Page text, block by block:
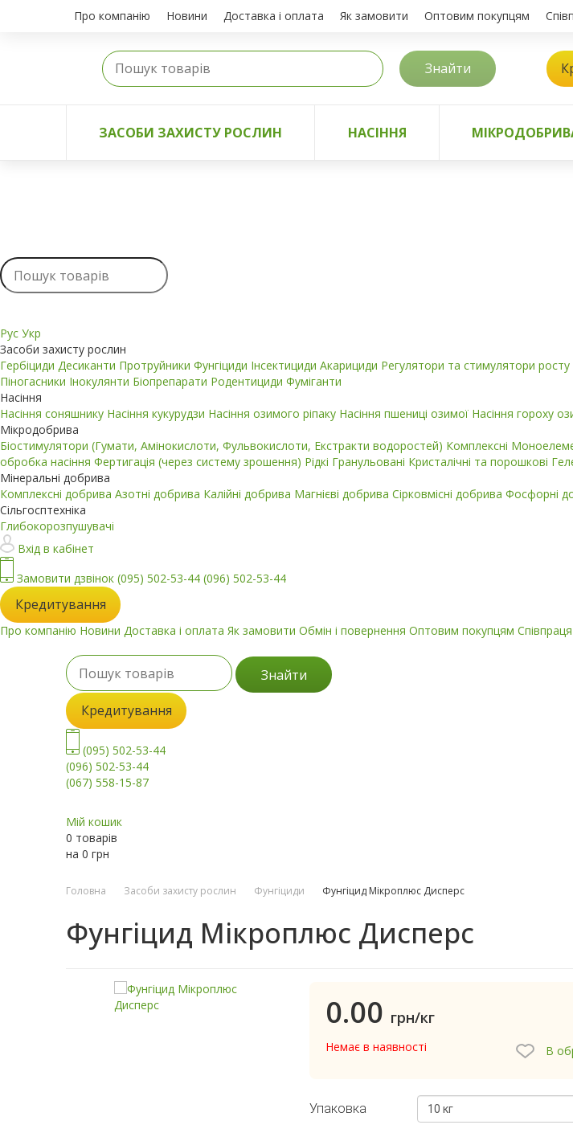
Про компанію Новини Доставка і оплата Як замовити Оптовим покупцям
Знайти
ЗАСОБИ ЗАХИСТУ РОСЛИН НАСІННЯ
Рус Укр
Засоби захисту рослин
Гербіциди Десиканти Протруйники Фунгіциди Інсектициди Акарициди Регулятори та стимулятори росту
Піногасники Інокулянти Біопрепарати Родентициди Фуміганти
Насіння
Насіння соняшнику Насіння кукурудзи Насіння озимого ріпаку Насіння пшениці озимої Насіння гороху
Мікродобрива
Біостимулятори (Гумати, Амінокислоти, Фульвокислоти, Екстракти водоростей) Комплексні
обробка насіння Фертигація (через систему зрошення) Рідкі Гранульовані Кристалічні та порошкові
Мінеральні добрива
Комплексні добрива Азотні добрива Калійні добрива Магнієві добрива Сірковмісні добрива Фосфорні
Сільгосптехніка
Глибокорозпушувачі
Вхід в кабінет
Замовити дзвінок (095) 502-53-44 (096) 502-53-44
Кредитування
Про компанію Новини Доставка і оплата Як замовити Обмін і повернення Оптовим покупцям Співпраця
Знайти
Кредитування
(095) 502-53-44
(096) 502-53-44
(067) 558-15-87
Мій кошик
0 товарів
на 0 грн
Головна Засоби захисту рослин Фунгіциди Фунгіцид Мікроплюс Дисперс
Фунгіцид Мікроплюс Дисперс
0.00 грн/кг
Немає в наявності В
Упаковка 10 кг